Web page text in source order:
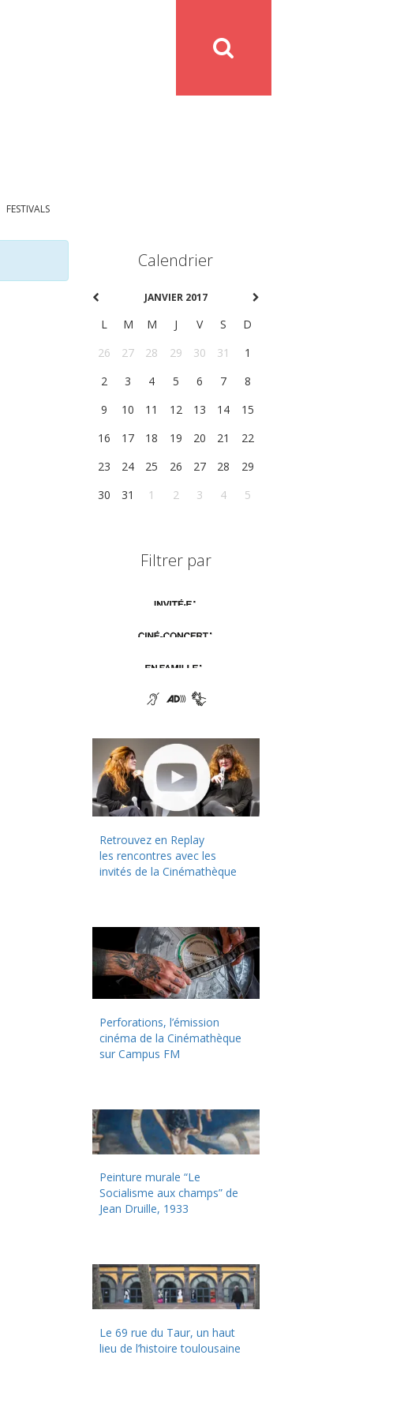
FESTIVALS
Calendrier
JANVIER 2017
L M M J V S
D
26
27 28 29 30 31
1
2
3 4 5 6 7
8
9
10 11 12 13 14
15
16
17 18 19 20 21
22
23
24 25 26 27 28
29
30
31 1 2 3 4 5
Filtrer par
Retrouvez en Replay
les rencontres avec les
invités de la Cinémathèque
Perforations, l’émission
cinéma de la Cinémathèque
sur Campus FM
Peinture murale “Le
Socialisme aux champs” de
Jean Druille, 1933
Le 69 rue du Taur, un haut
lieu de l’histoire toulousaine